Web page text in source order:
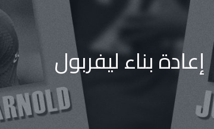
إعادة بناء ليفربول